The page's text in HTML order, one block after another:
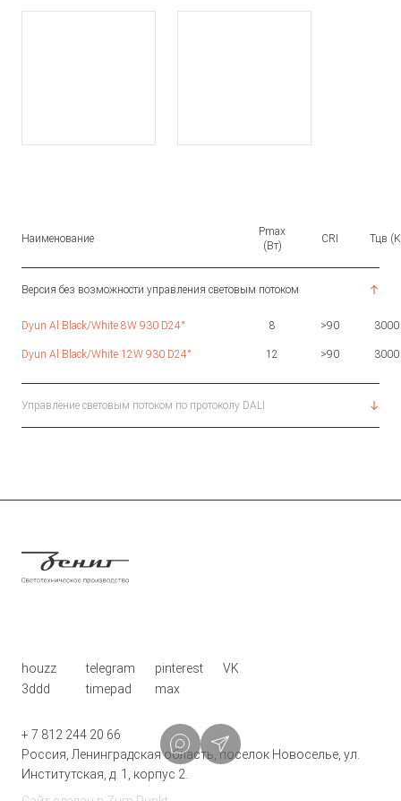
Наименование
Pmax
(Вт)
CRI Тцв
Версия без возможности управления световым потоком
Dyun Al Black/White 8W 930 D24° 8 >90 3000
Dyun Al Black/White 12W 930 D24° 12 >90 3000
Управление световым потоком по протоколу DALI
houzz telegram pinterest
VK
3ddd
timepad max
+ 7 812 244 20 66
Россия, Ленинградская область, поселок Новоселье, ул.
Институтская, д. 1, корпус 2.